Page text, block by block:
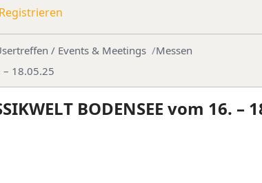
Registrieren
/ Events & Meetings
Messen
– 18.05.25
BODENSEE vom 16. –